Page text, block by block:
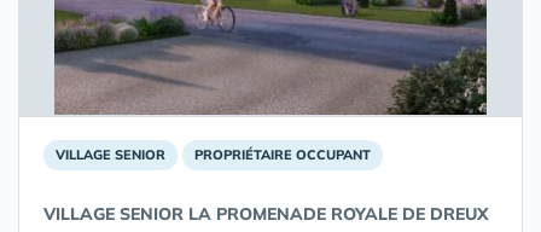
VILLAGE SENIOR PROPRIÉTAIRE OCCUPANT
VILLAGE SENIOR LA PROMENADE ROYALE DE DREUX